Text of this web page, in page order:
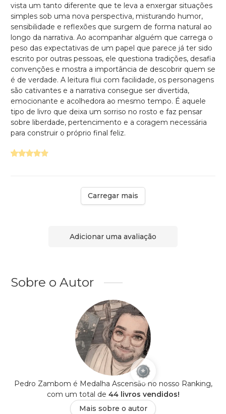
vista um tanto diferente que te leva a enxergar situações
simples sob uma nova perspectiva, misturando humor,
sensibilidade e reflexões que surgem de forma natural ao
longo da narrativa. Ao acompanhar alguém que carrega o
peso das expectativas de um papel que parece já ter sido
escrito por outras pessoas, ele questiona tradições, desafia
convenções e mostra a importância de descobrir quem se
é de verdade. A leitura flui com facilidade, os personagens
são cativantes e a narrativa consegue ser divertida,
emocionante e acolhedora ao mesmo tempo. É aquele
tipo de livro que deixa um sorriso no rosto e faz pensar
sobre liberdade, pertencimento e a coragem necessária
para construir o próprio final feliz.
Carregar mais
Adicionar uma avaliação
Sobre o Autor
Pedro Zambom é Medalha Ascensão no nosso Ranking,
com um total de 44 livros vendidos!
Mais sobre o autor